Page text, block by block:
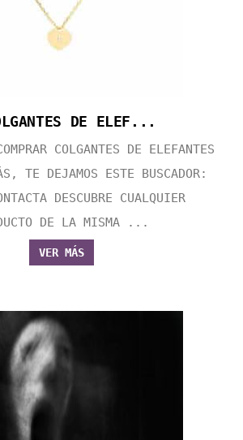
DE ELEF...
COLGANTES DE ELEFANTES
TE DEJAMOS ESTE BUSCADOR:
DESCUBRE CUALQUIER
DE LA MISMA ...
VER MÁS